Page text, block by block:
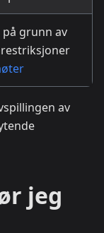
grunn av
av
jeg